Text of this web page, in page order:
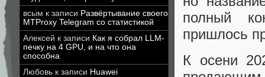
всым к записи Развёртывание своего
MTProxy Telegram со статистикой
Алексей к записи Как я собрал LLM-
печку на 4 GPU, и на что она
способна
Любовь к записи Huawei
полный
пришлось
К осени